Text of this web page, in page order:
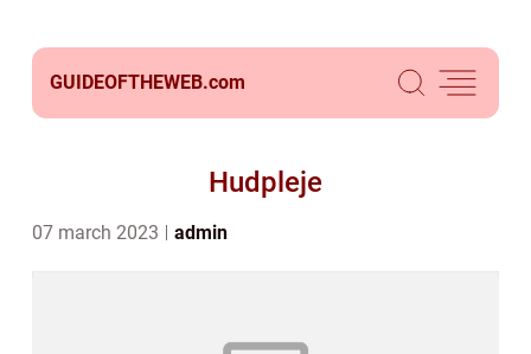
GUIDEOFTHEWEB.com
Hudpleje
07 march 2023 admin